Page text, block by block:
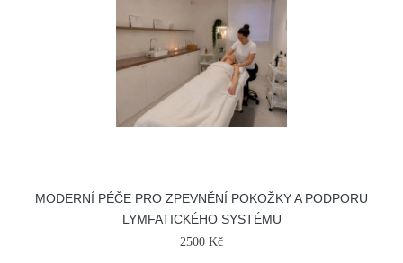
MODERNÍ PÉČE PRO ZPEVNĚNÍ POKOŽKY A PODPORU
LYMFATICKÉHO SYSTÉMU
2500 Kč